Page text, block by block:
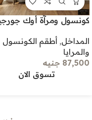
كونسول ومرآة أوك
المداخل, أطقم الكونسول
والمرايا
87,500 جنيه
تسوق الان